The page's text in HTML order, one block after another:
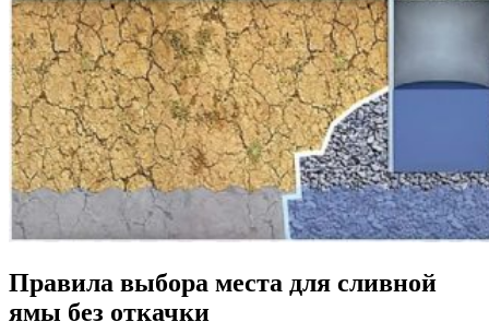
Правила выбора места для сливной
ямы без откачки